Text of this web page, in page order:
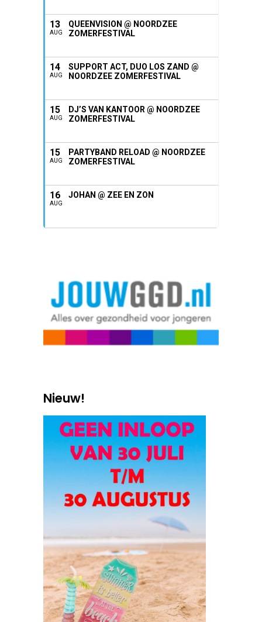
13
AUG
QUEENVISION @ NOORDZEE
ZOMERFESTIVAL
14
AUG
SUPPORT ACT, DUO LOS ZAND @
NOORDZEE ZOMERFESTIVAL
15
AUG
DJ’S VAN KANTOOR @ NOORDZEE
ZOMERFESTIVAL
15
AUG
PARTYBAND RELOAD @ NOORDZEE
ZOMERFESTIVAL
16
AUG
JOHAN @ ZEE EN ZON
Nieuw!